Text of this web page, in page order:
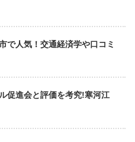
で人気！交通経済学や口コミ
促進会と評価を考究!寒河江